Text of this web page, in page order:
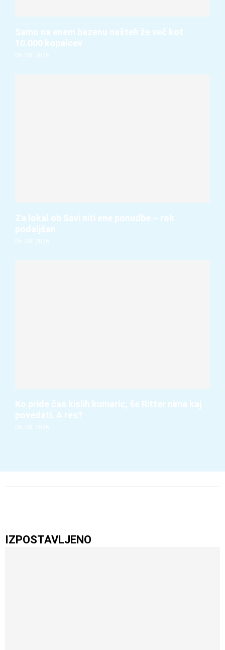
Samo na enem bazenu našteli že več kot
10.000 kopalcev
06. 08. 2026
Za lokal ob Savi niti ene ponudbe – rok
podaljšan
06. 08. 2026
Ko pride čas kislih kumaric, še Ritter nima kaj
povedati. A res?
05. 08. 2026
IZPOSTAVLJENO